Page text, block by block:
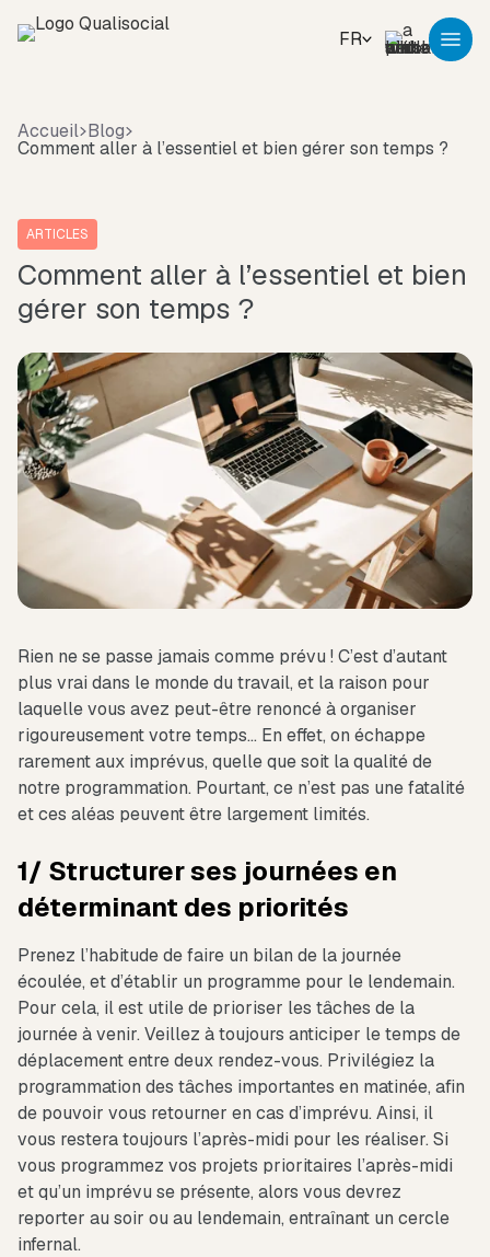
FR
Accueil Blog
Comment aller à l’essentiel et bien gérer son temps ?
ARTICLES
Comment aller à l’essentiel et bien
gérer son temps ?
Rien ne se passe jamais comme prévu ! C’est d’autant
plus vrai dans le monde du travail, et la raison pour
laquelle vous avez peut-être renoncé à organiser
rigoureusement votre temps… En effet, on échappe
rarement aux imprévus, quelle que soit la qualité de
notre programmation. Pourtant, ce n’est pas une fatalité
et ces aléas peuvent être largement limités.
1/ Structurer ses journées en
déterminant des priorités
Prenez l’habitude de faire un bilan de la journée
écoulée, et d’établir un programme pour le lendemain.
Pour cela, il est utile de prioriser les tâches de la
journée à venir. Veillez à toujours anticiper le temps de
déplacement entre deux rendez-vous. Privilégiez la
programmation des tâches importantes en matinée, afin
de pouvoir vous retourner en cas d’imprévu. Ainsi, il
vous restera toujours l’après-midi pour les réaliser. Si
vous programmez vos projets prioritaires l’après-midi
et qu’un imprévu se présente, alors vous devrez
reporter au soir ou au lendemain, entraînant un cercle
infernal.